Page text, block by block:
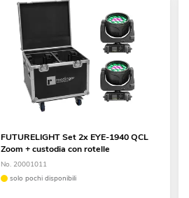
FUTURELIGHT Set 2x EYE-1940 QCL
Zoom + custodia con rotelle
No. 20001011
solo pochi disponibili